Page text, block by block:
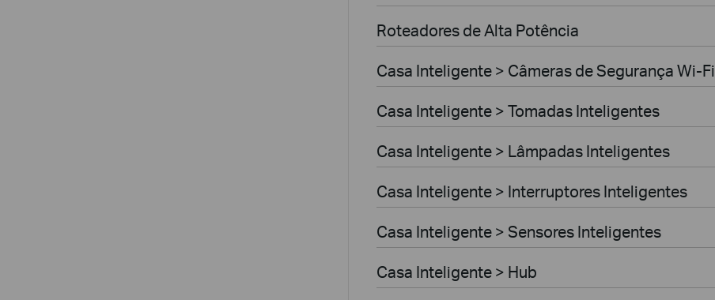
Roteadores de Alta Potência
Casa Inteligente > Câmeras de Segurança Wi-Fi
Casa Inteligente > Tomadas Inteligentes
Casa Inteligente > Lâmpadas Inteligentes
Casa Inteligente > Interruptores Inteligentes
Casa Inteligente > Sensores Inteligentes
Casa Inteligente > Hub